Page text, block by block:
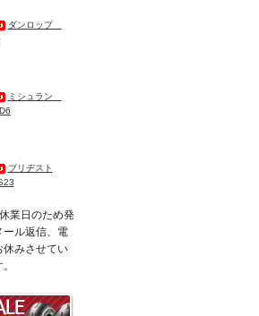
ダンロップ
ミシュラン
ブリヂスト
業日のため発
ール返信、電
休みさせてい